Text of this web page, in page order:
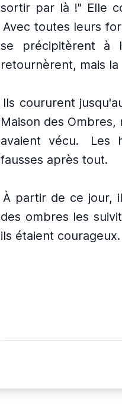
sortir par là !" Elle
Avec toutes leurs
se précipitèrent à
retournèrent, mais
Ils coururent
Maison des Ombres,
avaient vécu.
Les
fausses après tout.
À partir de ce jour,
des ombres les
ils étaient courageux.